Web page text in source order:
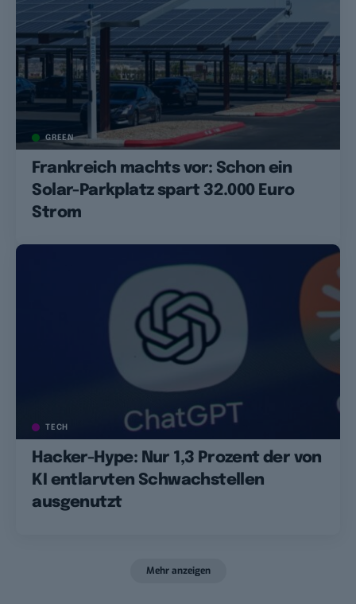
GREEN
Frankreich machts vor: Schon ein
Solar-Parkplatz spart 32.000 Euro
Strom
TECH
Hacker-Hype: Nur 1,3 Prozent der von
KI entlarvten Schwachstellen
ausgenutzt
Mehr anzeigen